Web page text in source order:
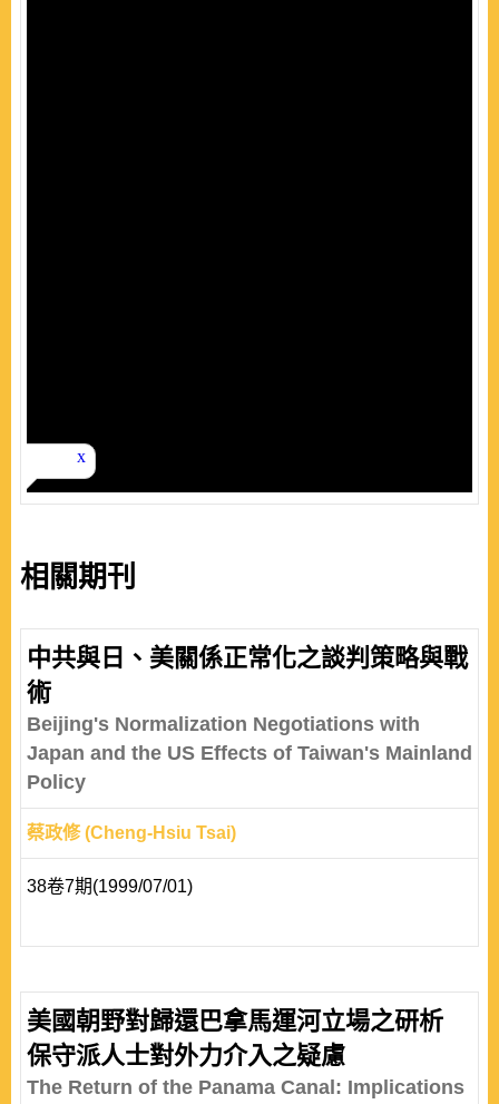
相關期刊
中共與日、美關係正常化之談判策略與戰
術
Beijing's Normalization Negotiations with
Japan and the US Effects of Taiwan's Mainland
Policy
蔡政修 (Cheng-Hsiu Tsai)
38卷7期(1999/07/01)
美國朝野對歸還巴拿馬運河立場之研析
保守派人士對外力介入之疑慮
The Return of the Panama Canal: Implications